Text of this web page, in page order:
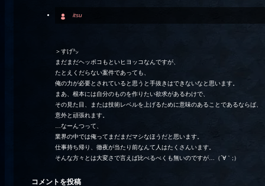
itsu
＞すげ㌧
まだまだヘッポコもといヒヨッコなんですが、
たとえくだらない案件であっても、
俺の力が必要とされていると思うと手抜きはできないなと思います。
まあ、根本には自分のものを作りたい欲求があるわけで、
その見た目、または技術レベルを上げるために意味のあることであるならば、
意外と頑張れます。
…なーんつって、
業界の中では俺ってまだまだマシなほうだと思います。
仕事持ち帰り、徹夜が当たり前なんて人はたくさんいます。
そんな方々とは大変さで言えば比べるべくも無いのですが…（´∀｀;）
コメントを投稿